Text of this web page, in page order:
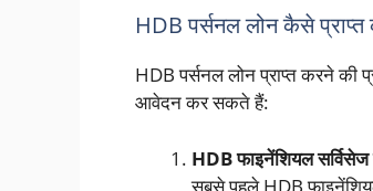
HDB पर्सनल लोन कैसे प्राप्त
HDB पर्सनल लोन प्राप्त करने
आवेदन कर सकते हैं:
HDB फाइनेंशियल
सबसे पहले HDB